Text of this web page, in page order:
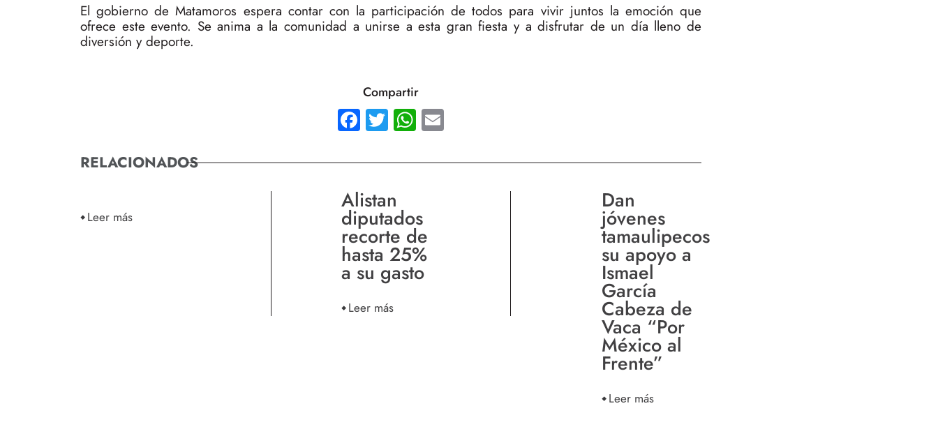
El gobierno de Matamoros espera contar con la participación de todos para vivir juntos la emoción que
ofrece este evento. Se anima a la comunidad a unirse a esta gran fiesta y a disfrutar de un día lleno de
diversión y deporte.
Compartir
Facebook
TwitterWhatsApp
RELACIONADOS
Leer más
Alistan
diputados
recorte de
hasta 25%
a su gasto
Leer más
Dan
jóvenes
tamaulipecos
su apoyo a
Ismael
García
Cabeza de
Vaca “Por
México al
Frente”
Leer más